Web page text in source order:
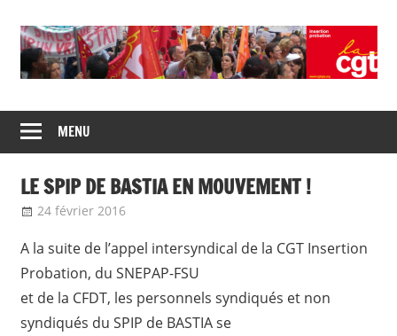
content
CGT
insertion
probation
de
syndicats
CGT
insertion
probation
MENU
LE SPIP DE BASTIA EN MOUVEMENT !
24 février 2016
A la suite de l’appel intersyndical de la CGT Insertion
Probation, du SNEPAP-FSU
et de la CFDT, les personnels syndiqués et non
syndiqués du SPIP de BASTIA se